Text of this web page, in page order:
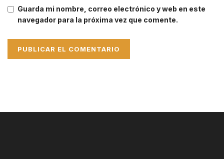
Guarda mi nombre, correo electrónico y web en este
navegador para la próxima vez que comente.